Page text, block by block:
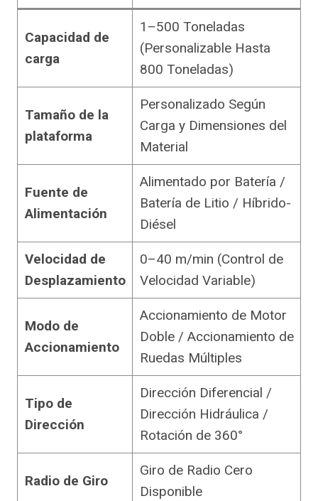
Capacidad de
carga
1–500 Toneladas
(Personalizable Hasta
800 Toneladas)
Tamaño de la
plataforma
Personalizado Según
Carga y Dimensiones del
Material
Fuente de
Alimentación
Alimentado por Batería /
Batería de Litio / Híbrido-
Diésel
Velocidad de
Desplazamiento
0–40 m/min (Control de
Velocidad Variable)
Modo de
Accionamiento
Accionamiento de Motor
Doble / Accionamiento de
Ruedas Múltiples
Tipo de
Dirección
Dirección Diferencial /
Dirección Hidráulica /
Rotación de 360°
Radio de Giro
Giro de Radio Cero
Disponible